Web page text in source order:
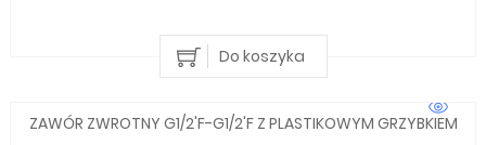
Do koszyka
ZAWÓR ZWROTNY G1/2'F-G1/2'F Z PLASTIKOWYM GRZYBKIEM